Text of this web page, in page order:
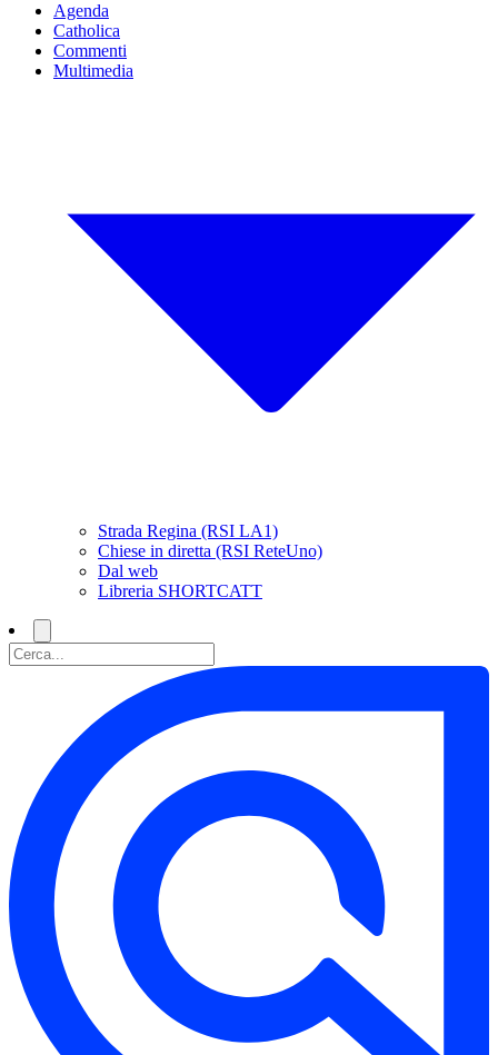
Agenda
Catholica
Commenti
Multimedia
Strada Regina (RSI LA1)
Chiese in diretta (RSI ReteUno)
Dal web
Libreria SHORTCATT